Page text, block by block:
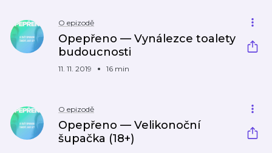
O epizodě
Opepřeno — Vynálezce toalety
budoucnosti
11. 11. 2019 16 min
O epizodě
Opepřeno — Velikonoční
šupačka (18+)